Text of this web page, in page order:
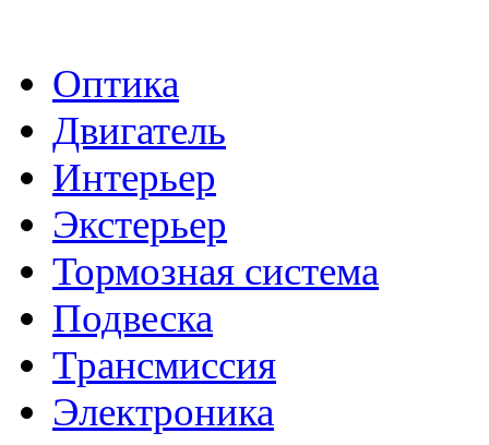
Оптика
Двигатель
Интерьер
Экстерьер
Тормозная система
Подвеска
Трансмиссия
Электроника